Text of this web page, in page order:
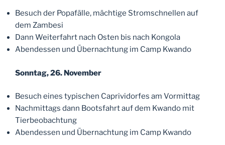
Besuch der Popafälle, mächtige Stromschnellen auf
dem Zambesi
Dann Weiterfahrt nach Osten bis nach Kongola
Abendessen und Übernachtung im Camp Kwando
Sonntag, 26. November
Besuch eines typischen Caprividorfes am Vormittag
Nachmittags dann Bootsfahrt auf dem Kwando mit
Tierbeobachtung
Abendessen und Übernachtung im Camp Kwando